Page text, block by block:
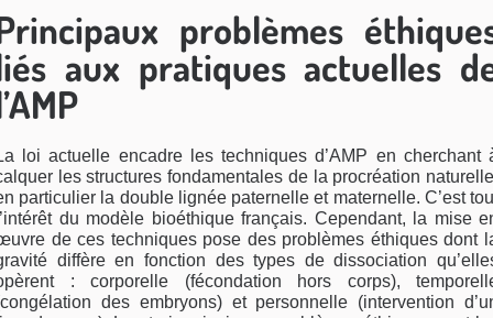
problèmes
aux pratiques actuelles
loi actuelle encadre les techniques d’AMP en cherchant
les structures fondamentales de la procréation
particulier la double lignée paternelle et maternelle. C’est
du modèle bioéthique français. Cependant, la mise
de ces techniques pose des problèmes éthiques dont
diffère en fonction des types de dissociation
: corporelle (fécondation hors corps),
des embryons) et personnelle (intervention